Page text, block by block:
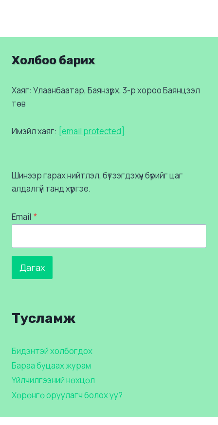
Холбоо барих
Хаяг: Улаанбаатар, Баянзүрх, 3-р хороо Баянцээл
төв
Имэйл хаяг: [email protected]
Шинээр гарах нийтлэл, бүтээгдэхүүн бүрийг цаг
алдалгүй танд хүргэе.
Email *
Дагах
Тусламж
Бидэнтэй холбогдох
Бараа буцаах журам
Үйлчилгээний нөхцөл
Хөрөнгө оруулагч болох уу?